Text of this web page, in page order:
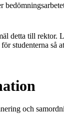
detta till rektor.
studenterna så
och